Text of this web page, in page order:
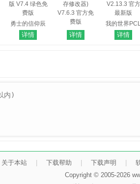
勇士的信仰辰
时辅助最新版
V7.4 绿色免费
详情
Cheat
Engine(CE内
详情
我的世界
启动器
V2.13.3 官方
详情
关于本站 下载帮助 下载声明
Copyright © 2005-2026